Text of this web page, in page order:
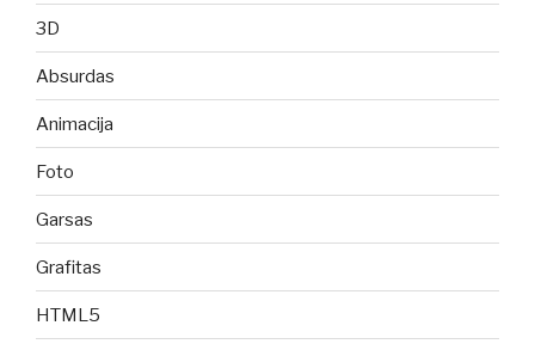
3D
Absurdas
Animacija
Foto
Garsas
Grafitas
HTML5